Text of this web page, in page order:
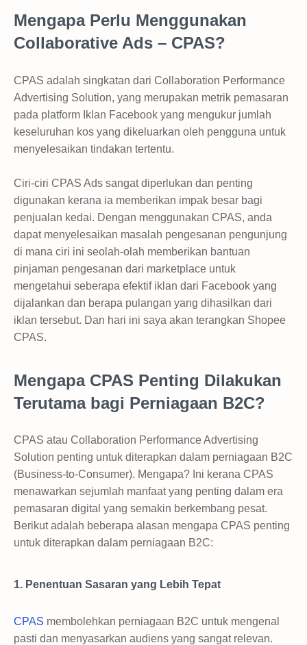
Mengapa Perlu Menggunakan
Collaborative Ads – CPAS?
CPAS adalah singkatan dari Collaboration Performance
Advertising Solution, yang merupakan metrik pemasaran
pada platform Iklan Facebook yang mengukur jumlah
keseluruhan kos yang dikeluarkan oleh pengguna untuk
menyelesaikan tindakan tertentu.
Ciri-ciri CPAS Ads sangat diperlukan dan penting
digunakan kerana ia memberikan impak besar bagi
penjualan kedai. Dengan menggunakan CPAS, anda
dapat menyelesaikan masalah pengesanan pengunjung
di mana ciri ini seolah-olah memberikan bantuan
pinjaman pengesanan dari marketplace untuk
mengetahui seberapa efektif iklan dari Facebook yang
dijalankan dan berapa pulangan yang dihasilkan dari
iklan tersebut. Dan hari ini saya akan terangkan Shopee
CPAS.
Mengapa CPAS Penting Dilakukan
Terutama bagi Perniagaan B2C?
CPAS atau Collaboration Performance Advertising
Solution penting untuk diterapkan dalam perniagaan B2C
(Business-to-Consumer). Mengapa? Ini kerana CPAS
menawarkan sejumlah manfaat yang penting dalam era
pemasaran digital yang semakin berkembang pesat.
Berikut adalah beberapa alasan mengapa CPAS penting
untuk diterapkan dalam perniagaan B2C:
1. Penentuan Sasaran yang Lebih Tepat
CPAS membolehkan perniagaan B2C untuk mengenal
pasti dan menyasarkan audiens yang sangat relevan.